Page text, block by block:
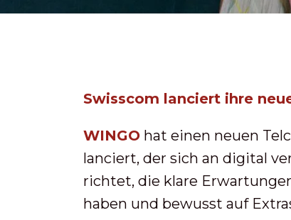
Swisscom lanciert ihre
WINGO hat einen neuen
lanciert, der sich an digital
richtet, die klare
haben und bewusst auf